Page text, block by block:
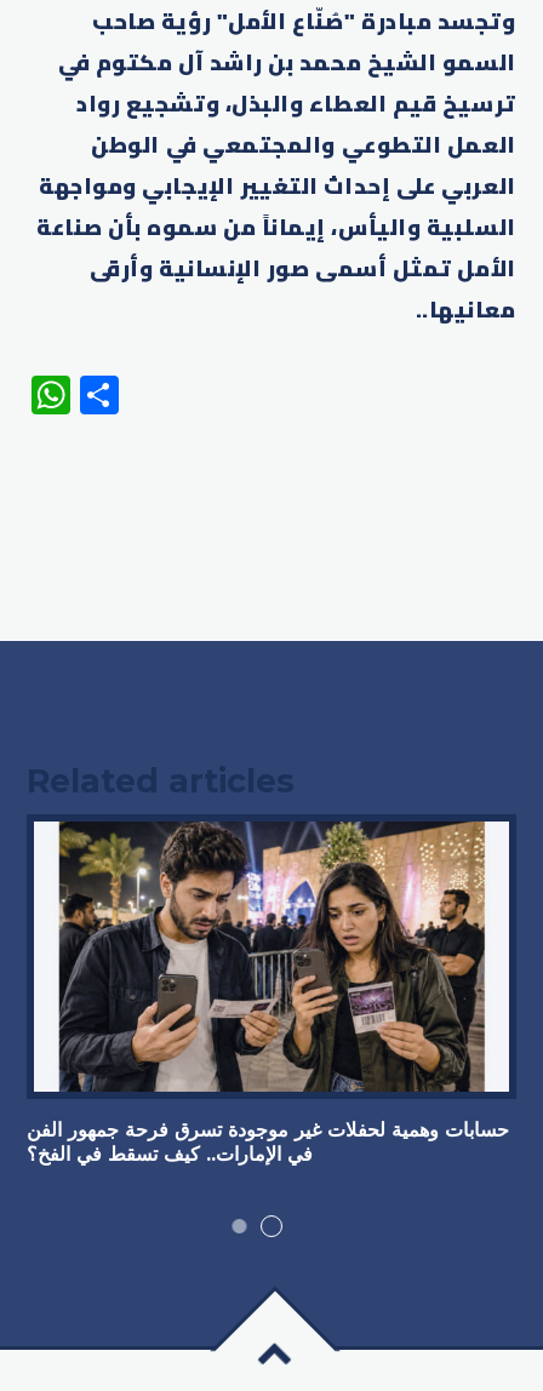
وتجسد مبادرة "صُنّاع الأمل" رؤية صاحب
السمو الشيخ محمد بن راشد آل مكتوم في
ترسيخ قيم العطاء والبذل، وتشجيع رواد
العمل التطوعي والمجتمعي في الوطن
العربي على إحداث التغيير الإيجابي ومواجهة
السلبية واليأس، إيماناً من سموه بأن صناعة
الأمل تمثل أسمى صور الإنسانية وأرقى
معانيها..
WhatsApp
Related articles
حسابات وهمية لحفلات غير موجودة تسرق فرحة جمهور الفن
في الإمارات.. كيف تسقط في الفخ؟